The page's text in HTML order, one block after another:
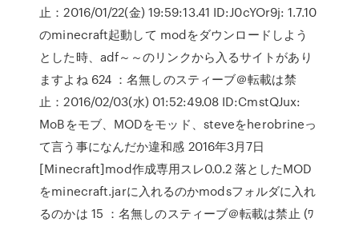
止：2016/01/22(金) 19:59:13.41 ID:J0cYOr9j: 1.7.10
のminecraft起動して modをダウンロードしよう
とした時、adf～～のリンクから入るサイトがあり
ますよね 624 ：名無しのスティーブ＠転載は禁
止：2016/02/03(水) 01:52:49.08 ID:CmstQJux:
MoBをモブ、MODをモッド、steveをherobrineっ
て言う事になんだか違和感 2016年3月7日
[Minecraft]mod作成専用スレ0.0.2 落としたMOD
をminecraft.jarに入れるのかmodsフォルダに入れ
るのかは 15 ：名無しのスティーブ＠転載は禁止 (ﾜ